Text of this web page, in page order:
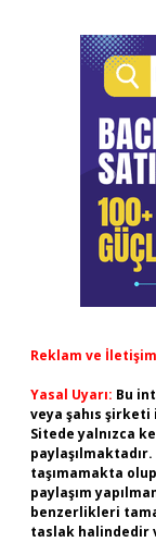
Reklam ve
Yasal Uyarı: Bu
veya şahıs
Sitede yalnızca
taşımamakta
paylaşım
benzerlikleri
taslak halindedir